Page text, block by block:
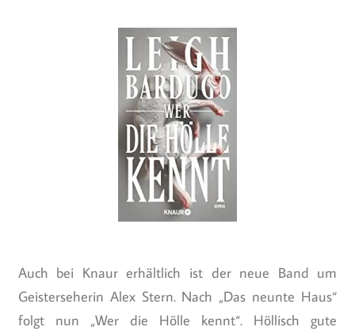
Auch bei Knaur erhältlich ist der neue Band um
Geisterseherin Alex Stern. Nach „Das neunte Haus“
folgt nun „Wer die Hölle kennt“. Höllisch gute